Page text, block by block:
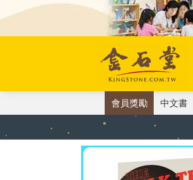
會員獎勵 中文書